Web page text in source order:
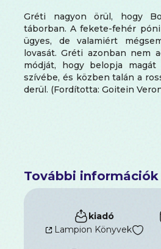
Gréti nagyon örül, hogy
táborban. A fekete-fehér
ügyes, de valamiért
lovasát. Gréti azonban nem
módját, hogy belopja magát
szívébe, és közben talán a
derül. (Fordította: Goitein
További információk
kiadó
Lampion Könyvek